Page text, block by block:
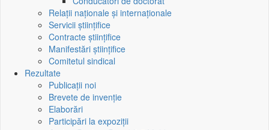
Relații naționale și internaționale
Servicii științifice
Contracte științifice
Manifestări științifice
Comitetul sindical
Rezultate
Publicații noi
Brevete de invenție
Elaborări
Participări la expoziții